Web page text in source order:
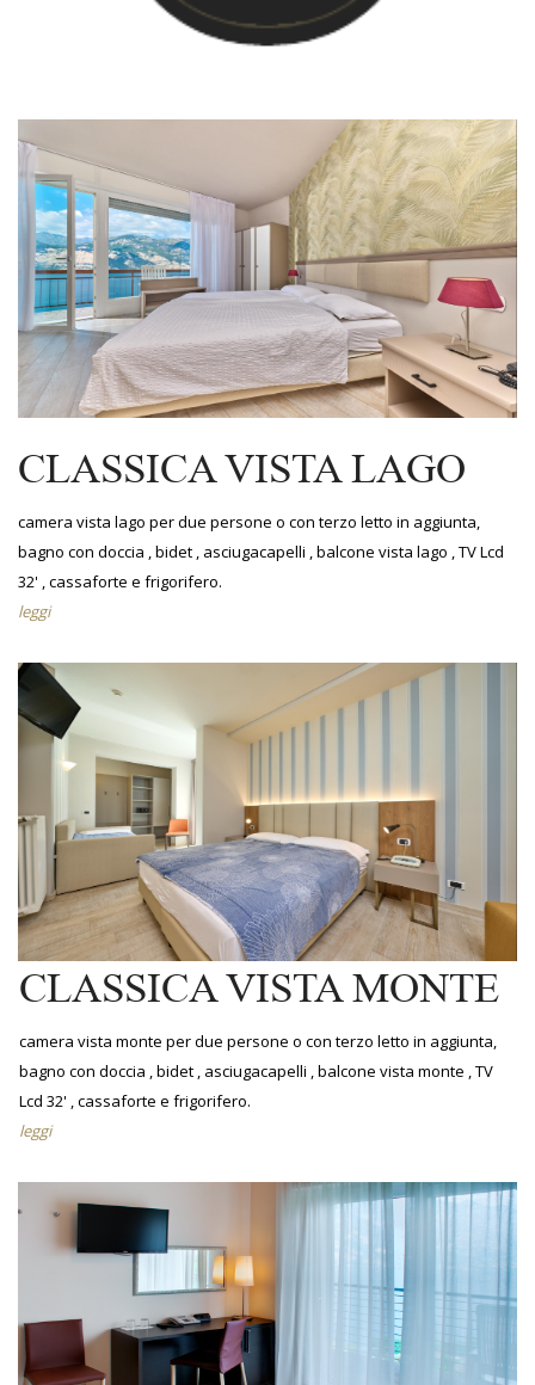
CLASSICA VISTA LAGO
camera vista lago per due persone o con terzo letto in aggiunta,
bagno con doccia , bidet , asciugacapelli , balcone vista lago , TV Lcd
32' , cassaforte e frigorifero.
leggi
CLASSICA VISTA MONTE
camera vista monte per due persone o con terzo letto in aggiunta,
bagno con doccia , bidet , asciugacapelli , balcone vista monte , TV
Lcd 32' , cassaforte e frigorifero.
leggi